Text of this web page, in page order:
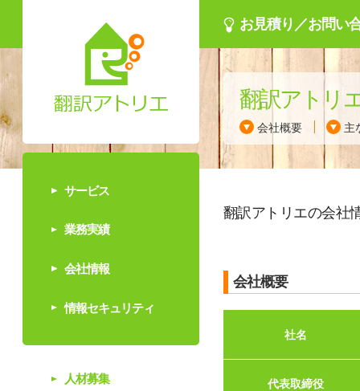
サービス
業務実績
会社情報
情報セキュリティ
人材募集
お見積り／お問い
翻訳アトリ
会社概要 主
翻訳アトリエの会社
会社概要
社名
代表取締役